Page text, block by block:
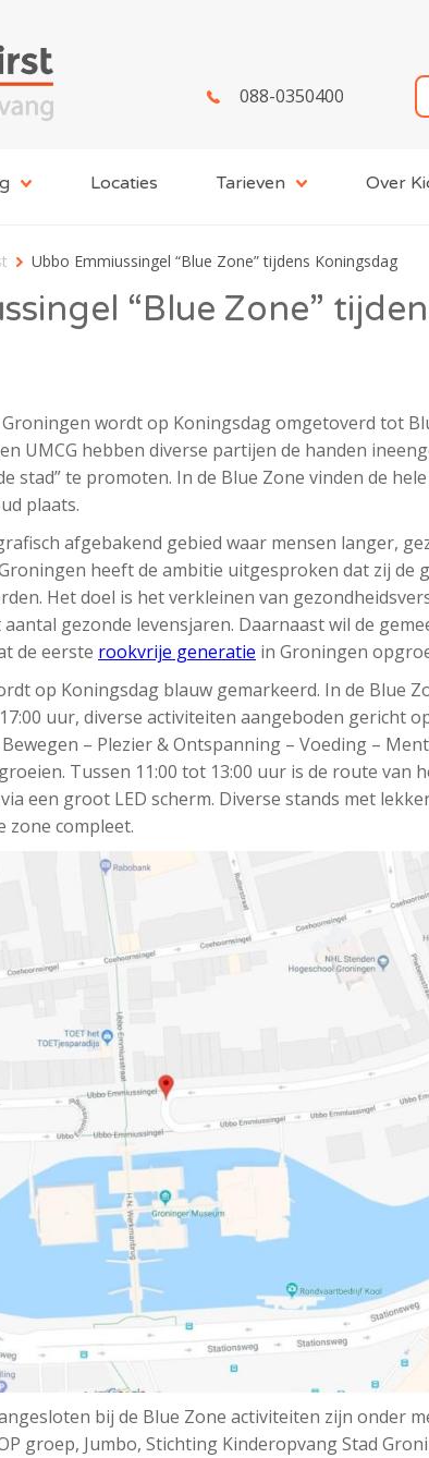
088-0350400
Locaties Tarieven Over
Ubbo Emmiussingel “Blue Zone” tijdens Koningsdag
“Blue Zone”
wordt op Koningsdag omgetoverd tot
UMCG hebben diverse partijen de handen
stad” te promoten. In de Blue Zone vinden de
plaats.
afgebakend gebied waar mensen langer,
heeft de ambitie uitgesproken dat zij de
Het doel is het verkleinen van
gezonde levensjaren. Daarnaast wil de
de eerste rookvrije generatie in Groningen
op Koningsdag blauw gemarkeerd. In de Blue
uur, diverse activiteiten aangeboden gericht
– Plezier & Ontspanning – Voeding –
Tussen 11:00 tot 13:00 uur is de route van
een groot LED scherm. Diverse stands met
zone compleet.
bij de Blue Zone activiteiten zijn onder
groep, Jumbo, Stichting Kinderopvang Stad